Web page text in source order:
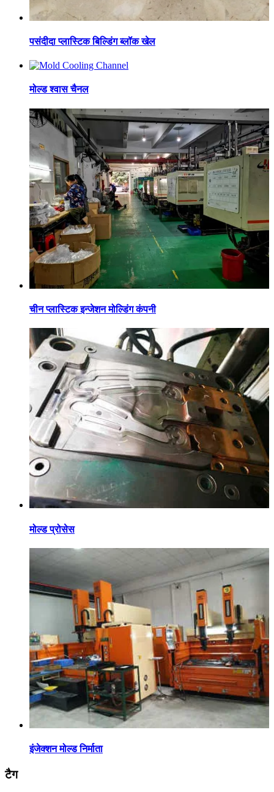
पसंदीदा प्लास्टिक बिल्डिंग ब्लॉक खेल
मोल्ड श्वास चैनल
चीन प्लास्टिक इन्जेशन मोल्डिंग कंपनी
मोल्ड प्रोसेस
इंजेक्शन मोल्ड निर्माता
टैग